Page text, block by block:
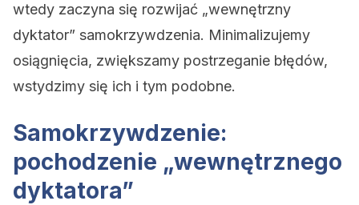
wtedy zaczyna się rozwijać „wewnętrzny
dyktator” samokrzywdzenia. Minimalizujemy
osiągnięcia, zwiększamy postrzeganie błędów,
wstydzimy się ich i tym podobne.
Samokrzywdzenie:
pochodzenie „wewnętrznego
dyktatora”